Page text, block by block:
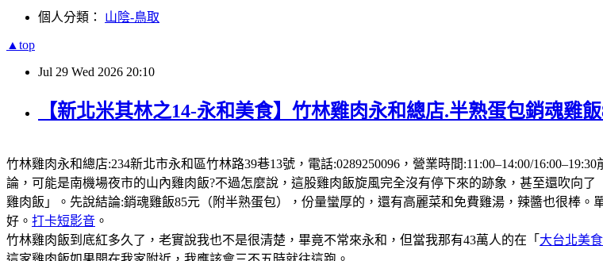
個人分類： 山陰-鳥取
▲top
Jul 29 Wed 2026 20:10
【新北米其林之14-永和美食】竹林雞肉永和總店.半熟蛋包銷魂雞
竹林雞肉永和總店:234新北市永和區竹林路39巷13號，電話:0289250096，營業時間:11:00–14:00/
論，可能是南機場夜市的山內雞肉飯?不過怎麼說，這股雞肉飯旋風完全沒有停下來的跡象，甚至還吹向了
雞肉飯」。先說結論:銷魂雞飯85元（附半熟蛋包），份量蠻厚的，還有高麗菜和免費雞湯，辣醬也很棒
好。 打卡短影音 。
竹林雞肉飯到底紅多久了，老實說我也不是很清楚，畢竟不常來永和，但當我那有43萬人的在「 大台北美